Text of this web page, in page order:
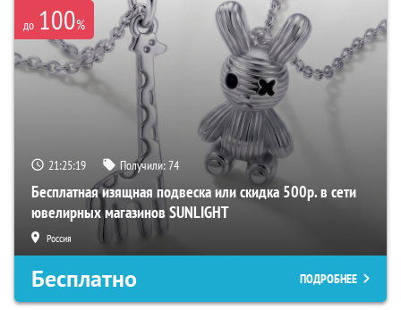
до 100%
21:25:18 Получили:74
Бесплатная изящная подвеска или скидка 500р. в сети
ювелирных магазинов SUNLIGHT
Россия
Бесплатно ПОДРОБНЕЕ